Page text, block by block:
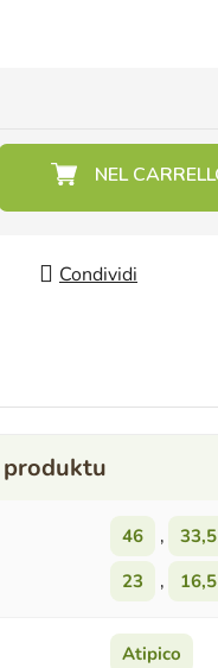
Condividi
46 , 33,5
23
, 16,5
Atipico